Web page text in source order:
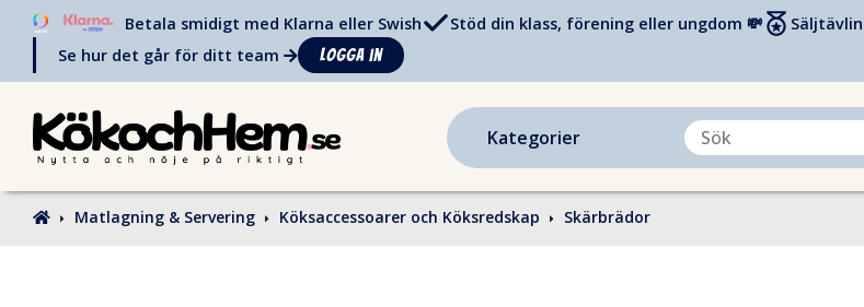
Betala smidigt med Klarna eller Swish Stöd din klass, förening eller ungdom 💸
Se hur det går för ditt team
Logga in
Kategorier
Matlagning & Servering Köksaccessoarer och Köksredskap Skärbrädor